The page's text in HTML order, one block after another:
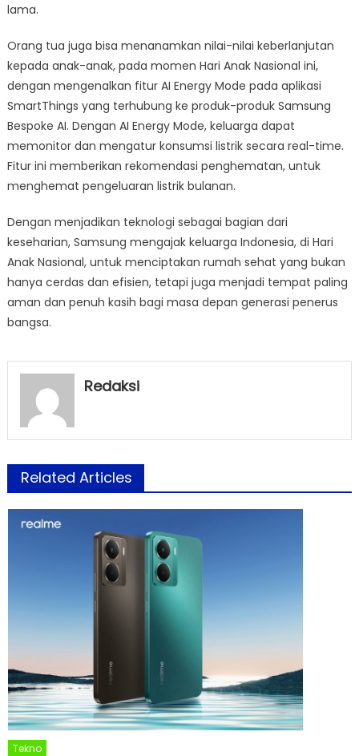
lama.
Orang tua juga bisa menanamkan nilai-nilai keberlanjutan
kepada anak-anak, pada momen Hari Anak Nasional ini,
dengan mengenalkan fitur AI Energy Mode pada aplikasi
SmartThings yang terhubung ke produk-produk Samsung
Bespoke AI. Dengan AI Energy Mode, keluarga dapat
memonitor dan mengatur konsumsi listrik secara real-time.
Fitur ini memberikan rekomendasi penghematan, untuk
menghemat pengeluaran listrik bulanan.
Dengan menjadikan teknologi sebagai bagian dari
keseharian, Samsung mengajak keluarga Indonesia, di Hari
Anak Nasional, untuk menciptakan rumah sehat yang bukan
hanya cerdas dan efisien, tetapi juga menjadi tempat paling
aman dan penuh kasih bagi masa depan generasi penerus
bangsa.
Redaksi
Related Articles
Tekno